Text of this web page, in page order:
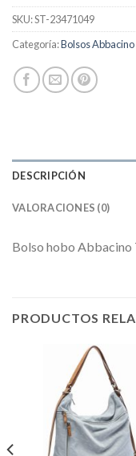
SKU:ST-23471049
Categoría:Bolsos Abbacino
DESCRIPCIÓN
VALORACIONES (0)
Bolso hobo Abbacino
PRODUCTOS